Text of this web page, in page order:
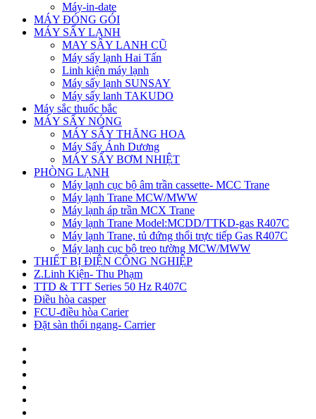
Máy-in-date
MÁY ĐÓNG GÓI
MÁY SẤY LẠNH
MAY SÂY LANH CŨ
Máy sấy lạnh Hai Tấn
Linh kiện máy lạnh
Máy sấy lạnh SUNSAY
Máy sấy lanh TAKUDO
Máy sắc thuốc bắc
MÁY SẤY NÓNG
MÁY SẤY THĂNG HOA
Máy Sấy Ánh Dương
MÁY SẤY BƠM NHIỆT
PHÒNG LẠNH
Máy lạnh cục bộ âm trần cassette- MCC Trane
Máy lạnh Trane MCW/MWW
Máy lạnh áp trần MCX Trane
Máy lạnh Trane Model:MCDD/TTKD-gas R407C
Máy lạnh Trane, tủ đứng thổi trực tiếp Gas R407C
Máy lạnh cục bộ treo tường MCW/MWW
THIẾT BỊ ĐIỆN CÔNG NGHIỆP
Z.Linh Kiện- Thu Phạm
TTD & TTT Series 50 Hz R407C
Điều hòa casper
FCU-điều hòa Carier
Đặt sàn thổi ngang- Carrier